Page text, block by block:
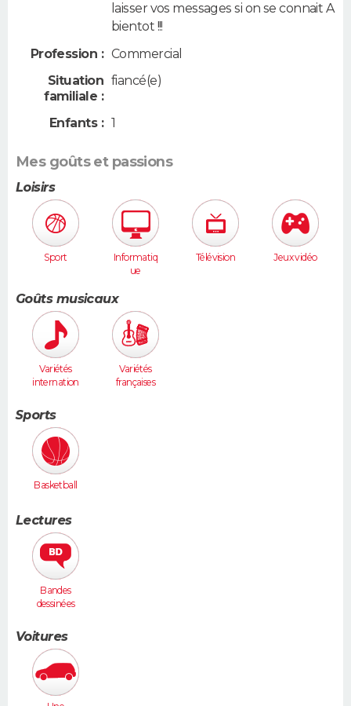
laisser vos messages si on se connait A
bientot !!!
Profession : Commercial
Situation
familiale :
fiancé(e)
Enfants : 1
Mes goûts et passions
Loisirs
Sport
Informatiq
ue
Télévision Jeux vidéo
Goûts musicaux
Variétés
internation
Variétés
françaises
Sports
Basketball
Lectures
Bandes
dessinées
Voitures